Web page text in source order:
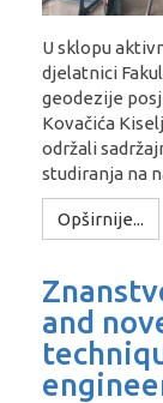
U sklopu
djelatnici
geodezije
Kovačića
održali
studiranja na
Opširnije...
and